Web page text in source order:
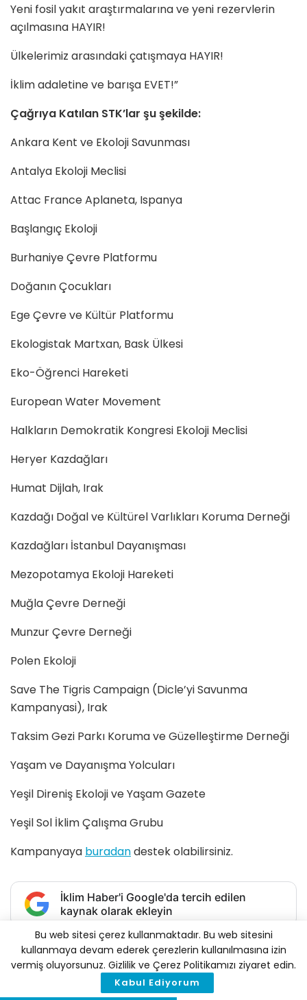
Yeni fosil yakıt araştırmalarına ve yeni rezervlerin
açılmasına HAYIR!
Ülkelerimiz arasındaki çatışmaya HAYIR!
İklim adaletine ve barışa EVET!”
Çağrıya Katılan STK’lar şu şekilde:
Ankara Kent ve Ekoloji Savunması
Antalya Ekoloji Meclisi
Attac France Aplaneta, Ispanya
Başlangıç Ekoloji
Burhaniye Çevre Platformu
Doğanın Çocukları
Ege Çevre ve Kültür Platformu
Ekologistak Martxan, Bask Ülkesi
Eko-Öğrenci Hareketi
European Water Movement
Halkların Demokratik Kongresi Ekoloji Meclisi
Heryer Kazdağları
Humat Dijlah, Irak
Kazdağı Doğal ve Kültürel Varlıkları Koruma Derneği
Kazdağları İstanbul Dayanışması
Mezopotamya Ekoloji Hareketi
Muğla Çevre Derneği
Munzur Çevre Derneği
Polen Ekoloji
Save The Tigris Campaign (Dicle’yi Savunma
Kampanyasi), Irak
Taksim Gezi Parkı Koruma ve Güzelleştirme Derneği
Yaşam ve Dayanışma Yolcuları
Yeşil Direniş Ekoloji ve Yaşam Gazete
Yeşil Sol İklim Çalışma Grubu
Kampanyaya buradandestek olabilirsiniz.
İklim Haber'i Google'da tercih edilen
kaynak olarak ekleyin
Akdeniz doğalgaz fosil yakıt Karadeniz
Bu web sitesi çerez kullanmaktadır. Bu web sitesini
kullanmaya devam ederek çerezlerin kullanılmasına izin
vermiş oluyorsunuz. Gizlilik ve Çerez Politikamızı ziyaret edin.
Kabul Ediyorum